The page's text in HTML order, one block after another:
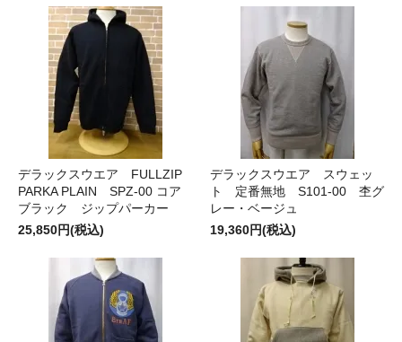
デラックスウエア FULLZIP
PARKA PLAIN SPZ-00 コア
ブラック ジップパーカー
25,850円(税込)
デラックスウエア スウェッ
ト 定番無地 S101-00 杢グ
レー・ベージュ
19,360円(税込)